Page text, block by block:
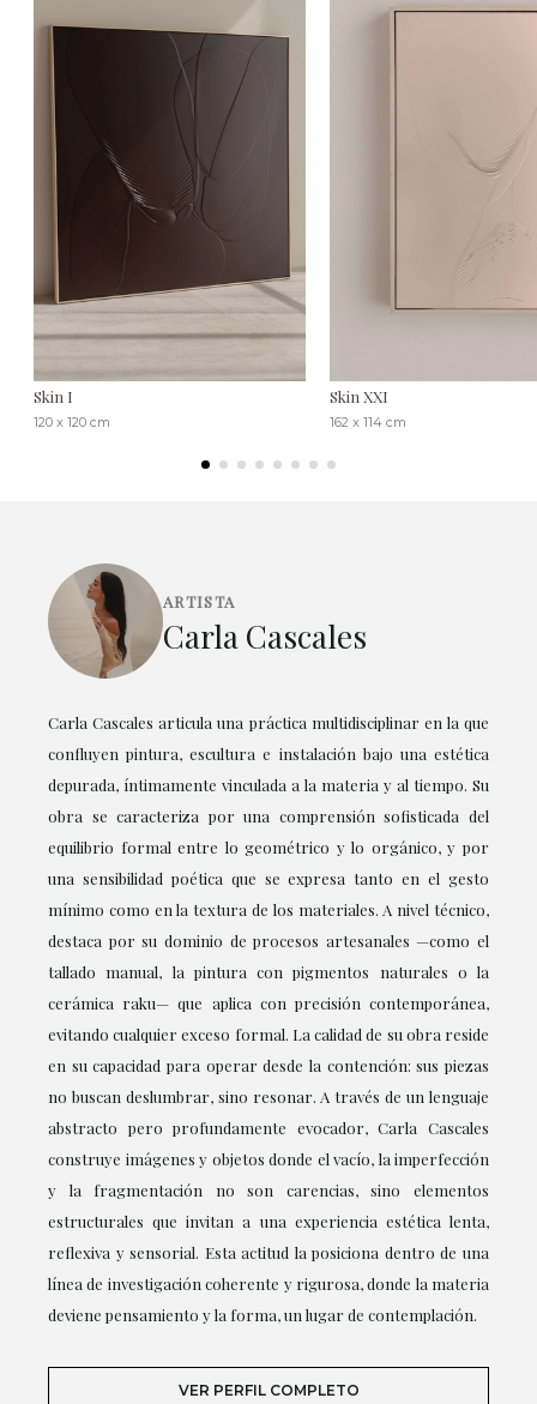
Skin I
120 x 120 cm
Skin XXI
162 x 114 cm
ARTISTA
Carla Cascales
Carla Cascales articula una práctica multidisciplinar en la que
confluyen pintura, escultura e instalación bajo una estética
depurada, íntimamente vinculada a la materia y al tiempo. Su
obra se caracteriza por una comprensión sofisticada del
equilibrio formal entre lo geométrico y lo orgánico, y por
una sensibilidad poética que se expresa tanto en el gesto
mínimo como en la textura de los materiales. A nivel técnico,
destaca por su dominio de procesos artesanales —como el
tallado manual, la pintura con pigmentos naturales o la
cerámica raku— que aplica con precisión contemporánea,
evitando cualquier exceso formal. La calidad de su obra reside
en su capacidad para operar desde la contención: sus piezas
no buscan deslumbrar, sino resonar. A través de un lenguaje
abstracto pero profundamente evocador, Carla Cascales
construye imágenes y objetos donde el vacío, la imperfección
y la fragmentación no son carencias, sino elementos
estructurales que invitan a una experiencia estética lenta,
reflexiva y sensorial. Esta actitud la posiciona dentro de una
línea de investigación coherente y rigurosa, donde la materia
deviene pensamiento y la forma, un lugar de contemplación.
VER PERFIL COMPLETO